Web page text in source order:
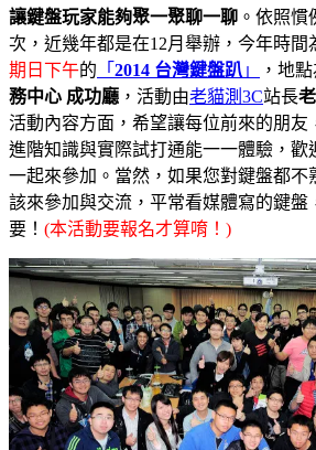
讓鍵盤玩家能夠聚一聚聊一聊 。依照
次，近幾年都是在12月舉辦，今年時間
期日下午的 「 2014 台灣鍵盤趴 」 ，地
務中心 成功廳 ，活動由老貓測3C站長
活動內容方面，希望讓每位前來的朋友
進階知識與實際試打通能一一體驗，歡
一起來參加。當然，如果您對鍵盤都不
該來參加與交流，平常看媒體寫的鍵盤
要！ (本活動要報名才算唷！)